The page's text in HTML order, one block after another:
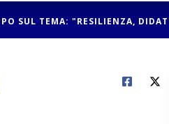
SUL TEMA: "RESILIENZA,